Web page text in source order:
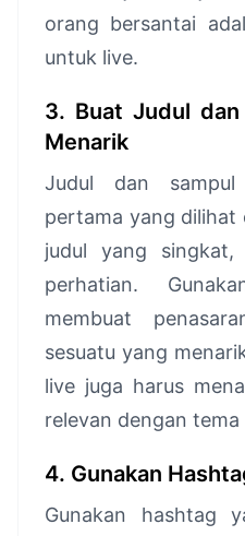
orang bersantai
untuk live.
3. Buat Judul
Menarik
Judul dan
pertama yang dilihat
judul yang
perhatian.
membuat
sesuatu yang
live juga harus
relevan dengan tema
4. Gunakan
Gunakan hashtag